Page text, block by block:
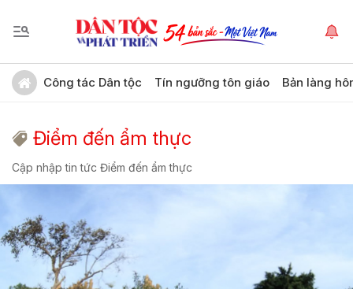
Công tác Dân tộc Tín ngưỡng tôn giáo Bản làng
Điểm đến ẩm thực
Cập nhập tin tức Điểm đến ẩm thực